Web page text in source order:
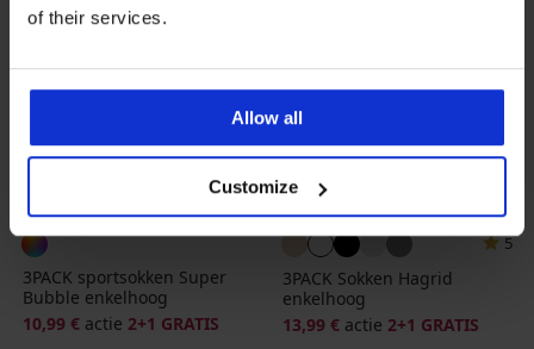
of their services.
Allow all
Customize
3PACK sportsokken Super
Bubble enkelhoog
10,99 € actie 2+1 GRATIS
2+1 GRATIS
5
3PACK Sokken Hagrid
enkelhoog
13,99 € actie 2+1 GRATIS